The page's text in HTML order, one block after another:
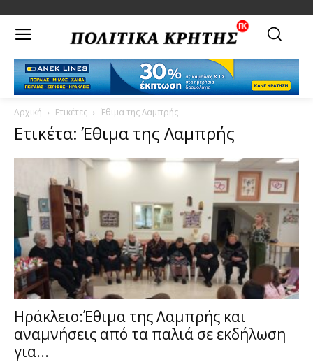
Αρχική Ετικέτες Έθιμα της Λαμπρής
Ετικέτα: Έθιμα της Λαμπρής
Ηράκλειο:Έθιμα της Λαμπρής και
αναμνήσεις από τα παλιά σε εκδήλωση
για...